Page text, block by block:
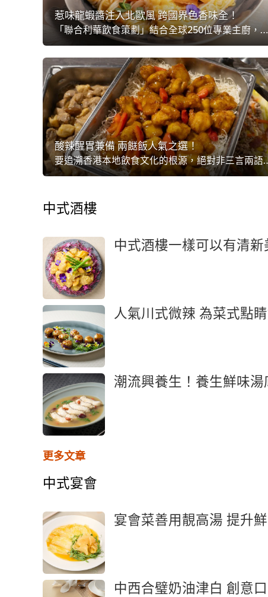
惹味龍蝦醬注入北歐風 跨國界色香味全！
「聯合利華飲食策劃」結合全球250位專業主廚，整合出最新的【未來菜單】，其中一項重要元素，是創造出跨國界美食。Fusion這元素早已風行多時，中西合壁菜式亦不乏，如何能在云云跨國美食中再創新猶？關鍵可能是要回歸基礎，從汁底味道再出發，提升濃重又惹味的效果！
酸辣醒胃兼備 兩餸飯人氣之選！
要追溯香港本地飲食文化的根源，絕對非三言兩語可以說明，而且持續變化融合，讓滋味的尋根故
中式酒樓
中式酒樓一樣可以有清新
人氣川式微辣 為菜式點
潮流興養生！養生鮮味
更多文章
中式宴會
宴會菜善用靚高湯 提升
中西合璧奶油津白 創意